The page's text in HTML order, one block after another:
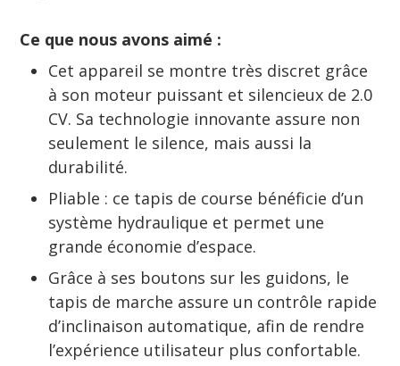
Ce que nous avons aimé :
Cet appareil se montre très discret grâce
à son moteur puissant et silencieux de 2.0
CV. Sa technologie innovante assure non
seulement le silence, mais aussi la
durabilité.
Pliable : ce tapis de course bénéficie d’un
système hydraulique et permet une
grande économie d’espace.
Grâce à ses boutons sur les guidons, le
tapis de marche assure un contrôle rapide
d’inclinaison automatique, afin de rendre
l’expérience utilisateur plus confortable.